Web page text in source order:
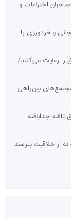
اختراعات و
و خردورزی را
را رعایت می‌کنند/
و مجتمع‌های بین‌راهی
جدابافته
نه از خلاقیت بترسند